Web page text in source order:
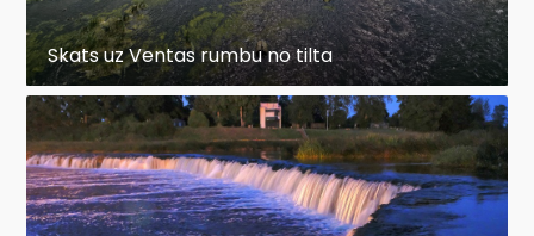
Skats uz Ventas rumbu no tilta